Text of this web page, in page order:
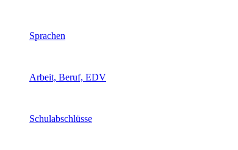
Sprachen
Arbeit, Beruf, EDV
Schulabschlüsse